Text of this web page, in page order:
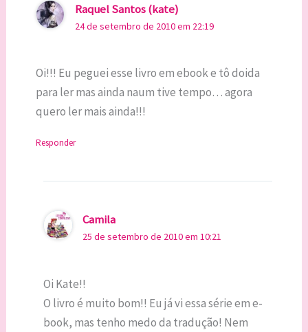
Raquel Santos (kate)
24 de setembro de 2010 em 22:19
Oi!!! Eu peguei esse livro em ebook e tô doida
para ler mas ainda naum tive tempo… agora
quero ler mais ainda!!!
Responder
Camila
25 de setembro de 2010 em 10:21
Oi Kate!!
O livro é muito bom!! Eu já vi essa série em e-
book, mas tenho medo da tradução! Nem